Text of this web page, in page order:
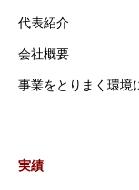
代表紹介
会社概要
事業をとりまく環境
実績